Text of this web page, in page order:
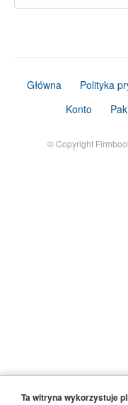
Główna Polityka
Konto
© Copyright
Ta witryna wykorzystuje